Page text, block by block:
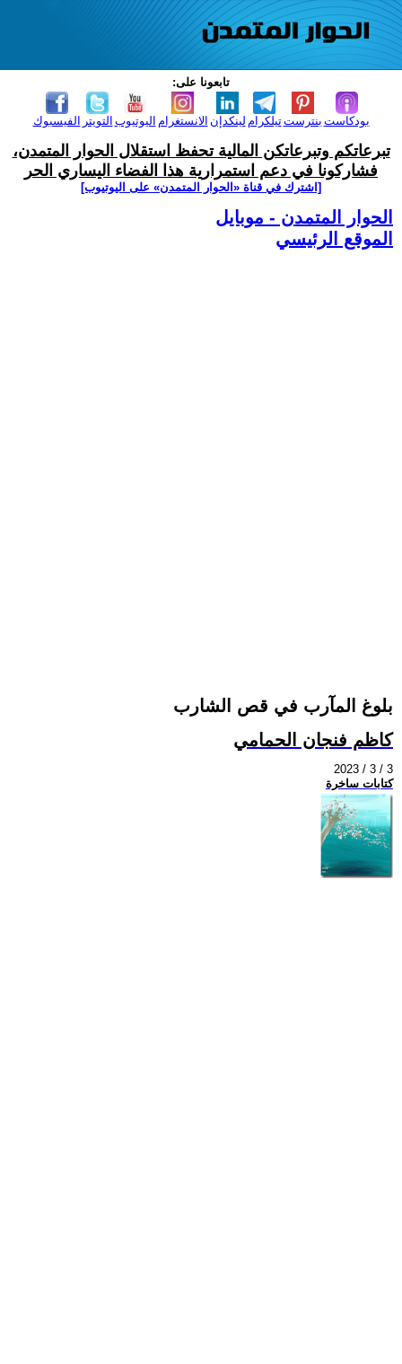
تابعونا على:
الفيسبوك التويتر اليوتيوب الانستغرام لينكدإن تيلكرامبنترست بودكاست
تبرعاتكم وتبرعاتكن المالية تحفظ استقلال الحوار المتمدن،
فشاركونا في دعم استمرارية هذا الفضاء اليساري الحر
[اشترك في قناة ‫«الحوار المتمدن» على اليوتيوب]
الحوار المتمدن - موبايل
الموقع الرئيسي
بلوغ المآرب في قص الشارب
كاظم فنجان الحمامي
2023 / 3 / 3
كتابات ساخرة